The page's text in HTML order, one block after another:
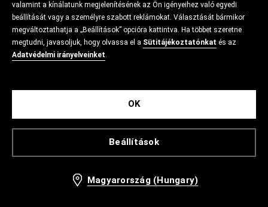
valamint a kínálatunk megjelenítésének az Ön igényeihez való egyedi
beállítását vagy a személyre szabott reklámokat. Választását bármikor
megváltoztathatja a „Beállítások” opcióra kattintva. Ha többet szeretne
megtudni, javasoljuk, hogy olvassa el a Sütitájékoztatónkat és az
Adatvédelmi irányelveinket.
Beállítások
OK
Magyarország (Hungary)